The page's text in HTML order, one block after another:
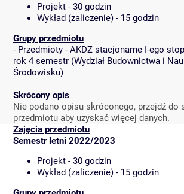
Projekt - 30 godzin
Wykład (zaliczenie) - 15 godzin
Grupy przedmiotu
- Przedmioty - AKDZ stacjonarne I-ego
rok 4 semestr (Wydział Budownictwa i
Środowisku)
Skrócony opis
Nie podano opisu skróconego, przejdź do
przedmiotu aby uzyskać więcej danych.
Zajęcia przedmiotu
Semestr letni 2022/2023
Projekt - 30 godzin
Wykład (zaliczenie) - 15 godzin